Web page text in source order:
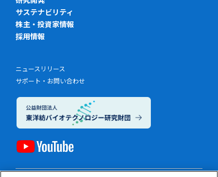
サステナビリティ
株主・投資家情報
採用情報
ニュースリリース
サポート・お問い合わせ